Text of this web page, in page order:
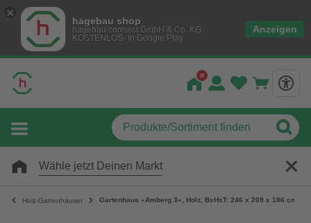
hagebau shop
hagebau connect GmbH & Co. KG
KOSTENLOS- In Google Play
Anzeigen
Wähle jetzt Deinen Markt
Holz-Gartenhäuser Gartenhaus »Amberg 3«, Holz, BxHxT: 246 x 209 x 186 cm